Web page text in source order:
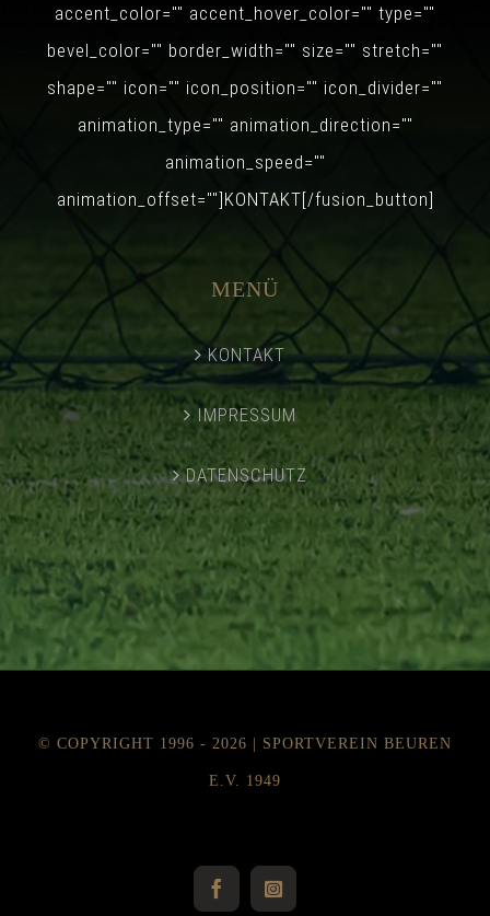
accent_color="" accent_hover_color="" type=""
bevel_color="" border_width="" size="" stretch=""
shape="" icon="" icon_position="" icon_divider=""
animation_type="" animation_direction=""
animation_speed=""
animation_offset=""]KONTAKT[/fusion_button]
MENÜ
KONTAKT
IMPRESSUM
DATENSCHUTZ
© COPYRIGHT 1996 - 2026 | SPORTVEREIN BEUREN
E.V. 1949
Facebook
Instagram